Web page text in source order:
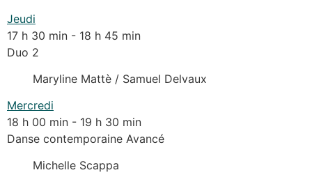
Jeudi
17 h 30 min - 18 h 45 min
Duo 2
Maryline Mattè / Samuel Delvaux
Mercredi
18 h 00 min - 19 h 30 min
Danse contemporaine Avancé
Michelle Scappa